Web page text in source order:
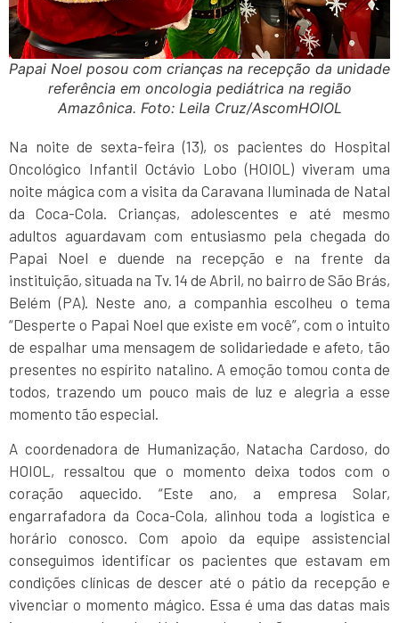
Papai Noel posou com crianças na recepção da unidade
referência em oncologia pediátrica na região
Amazônica. Foto: Leila Cruz/AscomHOIOL
Na noite de sexta-feira (13), os pacientes do Hospital
Oncológico Infantil Octávio Lobo (HOIOL) viveram uma
noite mágica com a visita da Caravana Iluminada de Natal
da Coca-Cola. Crianças, adolescentes e até mesmo
adultos aguardavam com entusiasmo pela chegada do
Papai Noel e duende na recepção e na frente da
instituição, situada na Tv. 14 de Abril, no bairro de São Brás,
Belém (PA). Neste ano, a companhia escolheu o tema
“Desperte o Papai Noel que existe em você”, com o intuito
de espalhar uma mensagem de solidariedade e afeto, tão
presentes no espírito natalino. A emoção tomou conta de
todos, trazendo um pouco mais de luz e alegria a esse
momento tão especial.
A coordenadora de Humanização, Natacha Cardoso, do
HOIOL, ressaltou que o momento deixa todos com o
coração aquecido. “Este ano, a empresa Solar,
engarrafadora da Coca-Cola, alinhou toda a logística e
horário conosco. Com apoio da equipe assistencial
conseguimos identificar os pacientes que estavam em
condições clínicas de descer até o pátio da recepção e
vivenciar o momento mágico. Essa é uma das datas mais